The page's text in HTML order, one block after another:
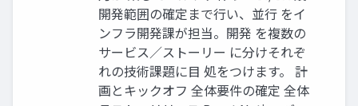
開発範囲の確定まで行い、並行 をイ
ンフラ開発課が担当。開発 を複数の
サービス／ストーリー に分けそれぞ
れの技術課題に目 処をつけます。 計
画とキックオフ 全体要件の確定 全体